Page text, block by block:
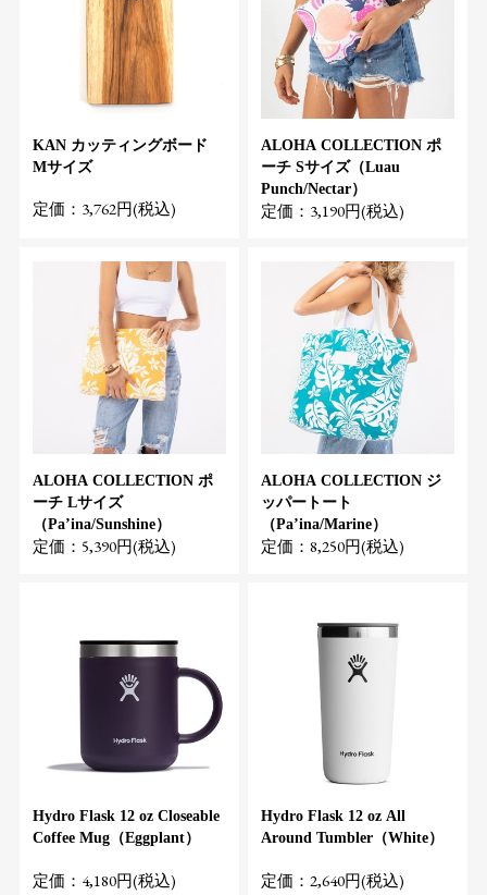
KAN カッティングボード
Mサイズ
定価：3,762円(税込)
ALOHA COLLECTION ポ
ーチ Sサイズ（Luau
Punch/Nectar）
定価：3,190円(税込)
ALOHA COLLECTION ポ
ーチ Lサイズ
（Pa’ina/Sunshine）
定価：5,390円(税込)
ALOHA COLLECTION ジ
ッパートート
（Pa’ina/Marine）
定価：8,250円(税込)
Hydro Flask 12 oz Closeable
Coffee Mug（Eggplant）
定価：4,180円(税込)
Hydro Flask 12 oz All
Around Tumbler（White）
定価：2,640円(税込)